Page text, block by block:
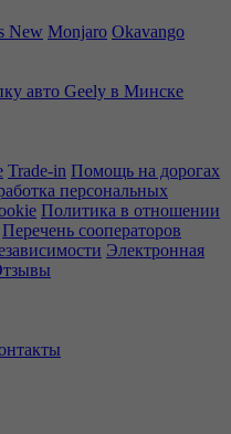
New Monjaro Okavango
авто Geely в Минске
Trade-in Помощь на дорогах
персональных
Политика в отношении
Перечень сооператоров
Электронная